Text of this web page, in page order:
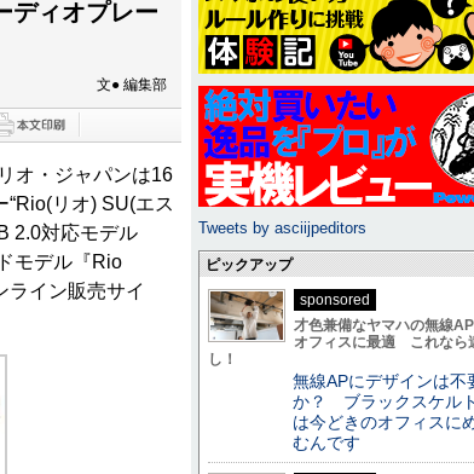
ディオプレー
文● 編集部
オ・ジャパンは16
リオ) SU(エス
2.0対応モデル
モデル『Rio
ライン販売サイ
Tweets by asciijpeditors
ピックアップ
sponsored
才色兼備なヤマハの無線
オフィスに最適 これなら
し！
無線APにデザインは不
か？ ブラックスケル
は今どきのオフィスに
むんです